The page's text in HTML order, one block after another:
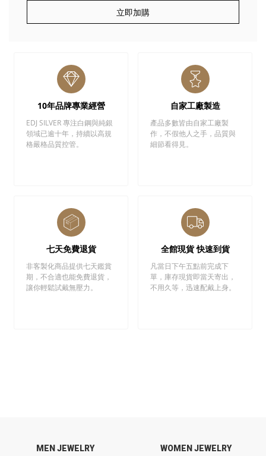
立即加購
10年品牌專業經營
EDJ SILVER 專注白鋼與純銀
領域已逾十年，持續以高規
格嚴格品質控管。
自家工廠製造
產品多數皆由自家工廠製
作，不假他人之手，品質與
細節看得見。
七天免費退貨
非客製化商品提供七天鑑賞
期，不合適也能免費退貨，
讓你輕鬆試戴無壓力。
全館現貨 快速到貨
凡當日下午五點前完成下
單，庫存現貨即當天寄出，
不用久等，迅速配戴上身。
MEN JEWELRY WOMEN JEWELRY